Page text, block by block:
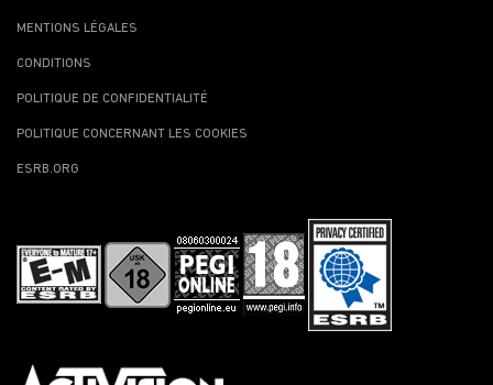
MENTIONS LÉGALES
CONDITIONS
POLITIQUE DE CONFIDENTIALITÉ
POLITIQUE CONCERNANT LES COOKIES
ESRB.ORG